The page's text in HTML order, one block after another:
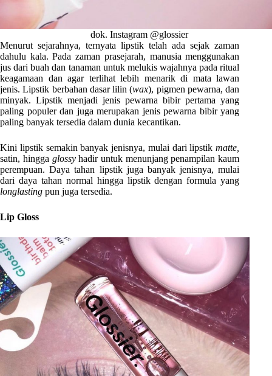
dok. Instagram @glossier
Menurut sejarahnya, ternyata lipstik telah ada sejak zaman
dahulu kala. Pada zaman prasejarah, manusia menggunakan
jus dari buah dan tanaman untuk melukis wajahnya pada ritual
keagamaan dan agar terlihat lebih menarik di mata lawan
jenis. Lipstik berbahan dasar lilin (wax), pigmen pewarna, dan
minyak. Lipstik menjadi jenis pewarna bibir pertama yang
paling populer dan juga merupakan jenis pewarna bibir yang
paling banyak tersedia dalam dunia kecantikan.
Kini lipstik semakin banyak jenisnya, mulai dari lipstikmatte,
satin, hingga glossyhadir untuk menunjang penampilan kaum
perempuan. Daya tahan lipstik juga banyak jenisnya, mulai
dari daya tahan normal hingga lipstik dengan formula yang
longlasting pun juga tersedia.
Lip Gloss